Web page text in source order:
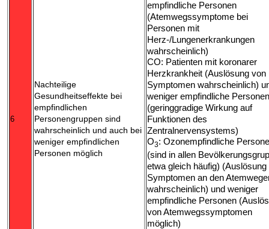
6
Nachteilige
Gesundheitseffekte bei
empfindlichen
Personengruppen sind
wahrscheinlich und auch bei
weniger empfindlichen
Personen möglich
empfindliche Personen
(Atemwegssymptome bei
Personen mit
Herz-/Lungenerkrankungen
wahrscheinlich)
CO: Patienten mit koronarer
Herzkrankheit (Auslösung von
Symptomen wahrscheinlich)
weniger empfindliche
(geringgradige Wirkung auf
Funktionen des
Zentralnervensystems)
O3: Ozonempfindliche
(sind in allen
etwa gleich häufig) (Auslösung
Symptomen an den
wahrscheinlich) und weniger
empfindliche Personen
von Atemwegssymptomen
möglich)